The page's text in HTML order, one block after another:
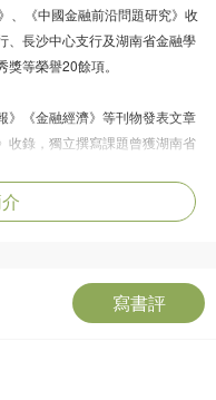
、《中國金融前沿問題研究》收
、長沙中心支行及湖南省金融學
等榮譽20餘項。
》《金融經濟》等刊物發表文章
收錄，獨立撰寫課題曾獲湖南省
寫書評